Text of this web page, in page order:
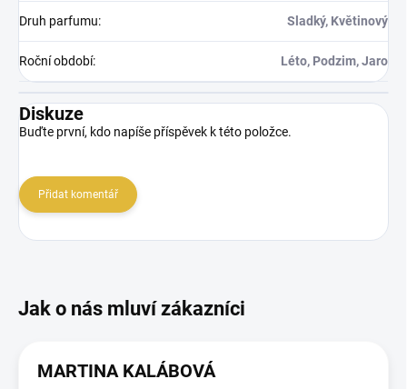
Druh parfumu: Sladký, Květinový
Roční období: Léto, Podzim, Jaro
Diskuze
Buďte první, kdo napíše příspěvek k této položce.
Přidat komentář
MARTINA KALÁBOVÁ